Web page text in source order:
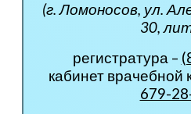
(г. Ломоносов, ул.
30,
регистратура –
кабинет врачебной
679-